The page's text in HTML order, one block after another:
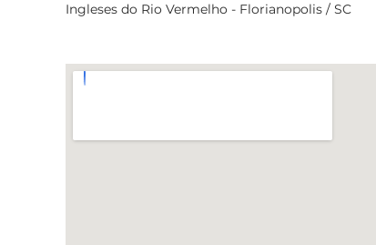
Ingleses do Rio Vermelho - Florianopolis / SC